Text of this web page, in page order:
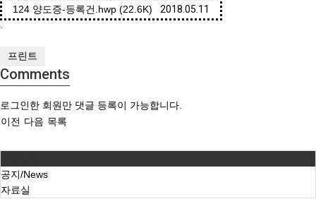
124 양도증-등록건.hwp (22.6K)
2018.05.11
프린트
Comments
로그인한 회원만 댓글 등록이 가능합니다.
이전 다음 목록
공지/News
자료실